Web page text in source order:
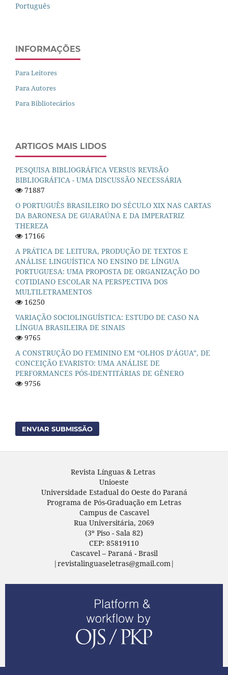
Português
INFORMAÇÕES
Para Leitores
Para Autores
Para Bibliotecários
ARTIGOS MAIS LIDOS
PESQUISA BIBLIOGRÁFICA VERSUS REVISÃO
BIBLIOGRÁFICA - UMA DISCUSSÃO NECESSÁRIA
71887
O PORTUGUÊS BRASILEIRO DO SÉCULO XIX NAS CARTAS
DA BARONESA DE GUARAÚNA E DA IMPERATRIZ
THEREZA
17166
A PRÁTICA DE LEITURA, PRODUÇÃO DE TEXTOS E
ANÁLISE LINGUÍSTICA NO ENSINO DE LÍNGUA
PORTUGUESA: UMA PROPOSTA DE ORGANIZAÇÃO DO
COTIDIANO ESCOLAR NA PERSPECTIVA DOS
MULTILETRAMENTOS
16250
VARIAÇÃO SOCIOLINGUÍSTICA: ESTUDO DE CASO NA
LÍNGUA BRASILEIRA DE SINAIS
9765
A CONSTRUÇÃO DO FEMININO EM “OLHOS D’ÁGUA”, DE
CONCEIÇÃO EVARISTO: UMA ANÁLISE DE
PERFORMANCES PÓS-IDENTITÁRIAS DE GÊNERO
9756
ENVIAR SUBMISSÃO
Revista Línguas & Letras
Unioeste
Universidade Estadual do Oeste do Paraná
Programa de Pós-Graduação em Letras
Campus de Cascavel
Rua Universitária, 2069
(3º Piso - Sala 82)
CEP: 85819110
Cascavel – Paraná - Brasil
|revistalinguaseletras@gmail.com|